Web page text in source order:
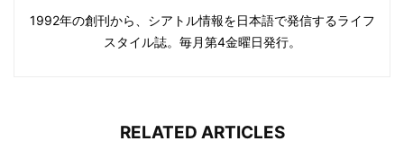
1992年の創刊から、シアトル情報を日本語で発信するライフ
スタイル誌。毎月第4金曜日発行。
RELATED ARTICLES